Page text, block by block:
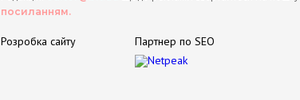
посиланням.
Розробка сайту Партнер по SEO